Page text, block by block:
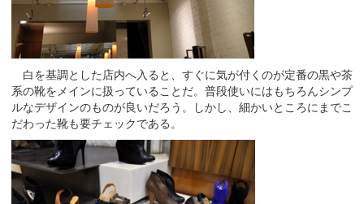
白を基調とした店内へ入ると、すぐに気が付くのが定番の黒や茶
系の靴をメインに扱っていることだ。普段使いにはもちろんシンプ
ルなデザインのものが良いだろう。しかし、細かいところにまでこ
だわった靴も要チェックである。